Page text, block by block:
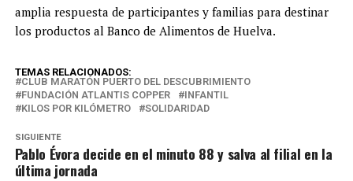
amplia respuesta de participantes y familias para destinar
los productos al Banco de Alimentos de Huelva.
TEMAS RELACIONADOS:
CLUB MARATÓN PUERTO DEL DESCUBRIMIENTO
FUNDACIÓN ATLANTIS COPPER
INFANTIL
KILOS POR KILÓMETRO
SOLIDARIDAD
SIGUIENTE
Pablo Évora decide en el minuto 88 y salva al filial en la
última jornada